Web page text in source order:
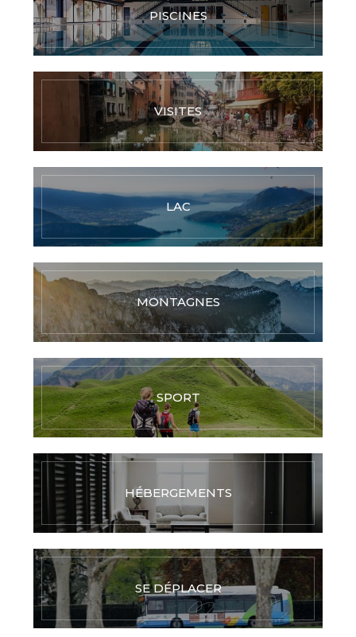
PISCINES
VISITES
LAC
MONTAGNES
SPORT
HÉBERGEMENTS
SE DÉPLACER